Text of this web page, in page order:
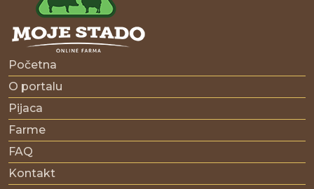
Početna
O portalu
Pijaca
Farme
FAQ
Kontakt